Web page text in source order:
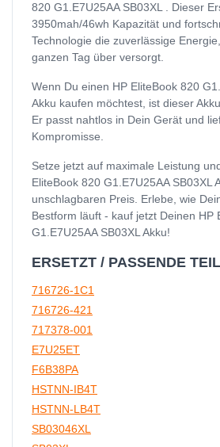
820 G1.E7U25AA SB03XL . Dieser
3950mah/46wh Kapazität und
Technologie die zuverlässige
ganzen Tag über versorgt.
Wenn Du einen HP EliteBook 820
Akku kaufen möchtest, ist dieser
Er passt nahtlos in Dein Gerät und
Kompromisse.
Setze jetzt auf maximale Leistung
EliteBook 820 G1.E7U25AA SB03XL
unschlagbaren Preis. Erlebe, wie
Bestform läuft - kauf jetzt Deinen HP
G1.E7U25AA SB03XL Akku!
ERSETZT / PASSENDE
716726-1C1
716726-421
717378-001
E7U25ET
F6B38PA
HSTNN-IB4T
HSTNN-LB4T
SB03046XL